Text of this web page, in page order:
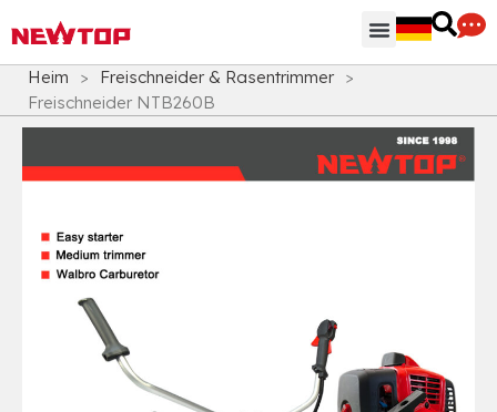
Heim > Freischneider & Rasentrimmer >
Freischneider NTB260B